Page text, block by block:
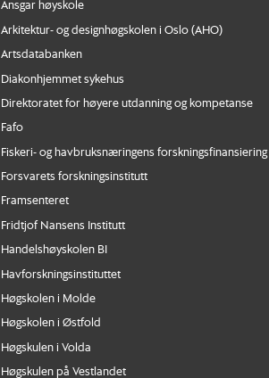
Ansgar høyskole
Arkitektur- og designhøgskolen i Oslo (AHO)
Artsdatabanken
Diakonhjemmet sykehus
Direktoratet for høyere utdanning og kompetanse
Fafo
Fiskeri- og havbruksnæringens forskningsfinansiering
Forsvarets forskningsinstitutt
Framsenteret
Fridtjof Nansens Institutt
Handelshøyskolen BI
Havforskningsinstituttet
Høgskolen i Molde
Høgskolen i Østfold
Høgskulen i Volda
Høgskulen på Vestlandet